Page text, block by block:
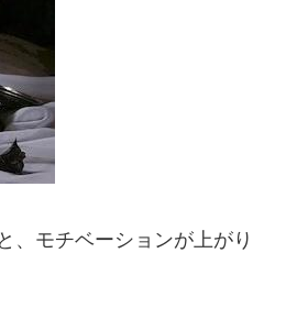
、モチベーションが上がり